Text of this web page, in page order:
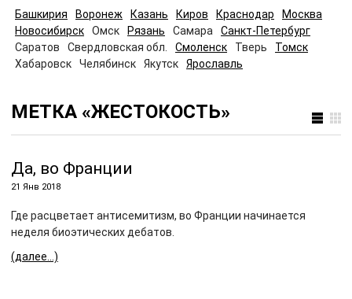
Башкирия Воронеж Казань Киров Краснодар
Москва
Новосибирск
Омск Рязань Самара
Санкт-Петербург
Саратов
Свердловская обл. Смоленск Тверь
Томск
Хабаровск
Челябинск Якутск Ярославль
МЕТКА «ЖЕСТОКОСТЬ»
Да, во Франции
21 Янв 2018
Где расцветает антисемитизм, во Франции начинается
неделя биоэтических дебатов.
(далее…)